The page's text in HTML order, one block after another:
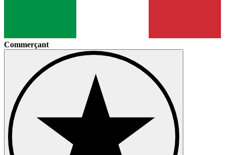
Commerçant